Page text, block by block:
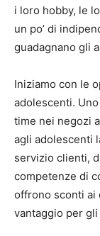
i loro hobby, le
un po’ di
guadagnano gli
Iniziamo con le
adolescenti.
time nei negozi
agli adolescenti
servizio clienti,
competenze di
offrono sconti ai
vantaggio per